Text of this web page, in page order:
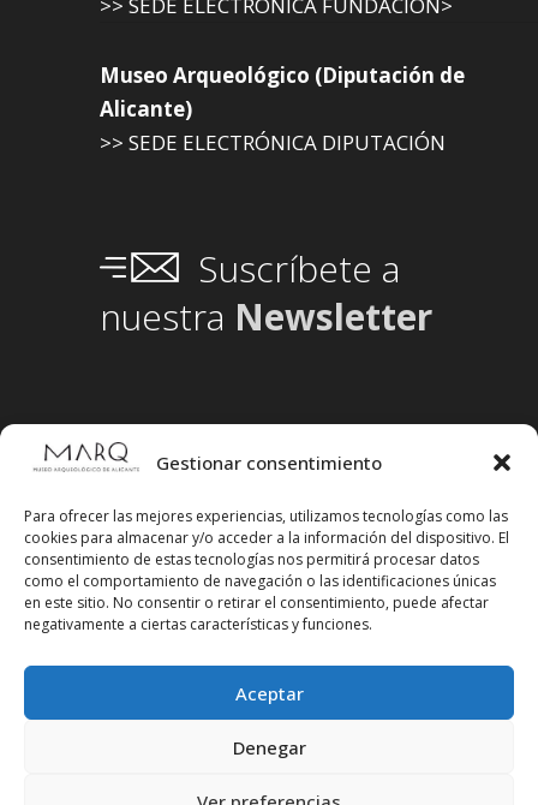
Gestionar consentimiento
Para ofrecer las mejores experiencias, utilizamos tecnologías como las
cookies para almacenar y/o acceder a la información del dispositivo. El
consentimiento de estas tecnologías nos permitirá procesar datos
como el comportamiento de navegación o las identificaciones únicas
en este sitio. No consentir o retirar el consentimiento, puede afectar
negativamente a ciertas características y funciones.
Aceptar
Denegar
Museo Arqueológico (Diputación de
Alicante)
>> SEDE ELECTRÓNICA DIPUTACIÓN
Suscríbete a
nuestra Newsletter
Síguenos en redes sociales